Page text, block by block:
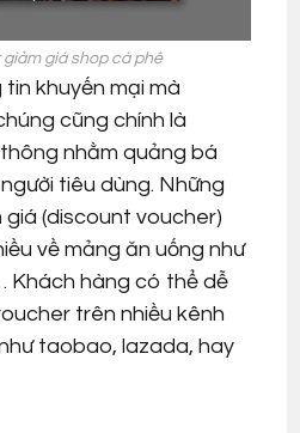
giá shop cà phê
khuyến mại mà
cũng chính là
nhằm quảng bá
tiêu dùng. Những
(discount voucher)
về mảng ăn uống như
Khách hàng có thể dễ
trên nhiều kênh
taobao, lazada, hay